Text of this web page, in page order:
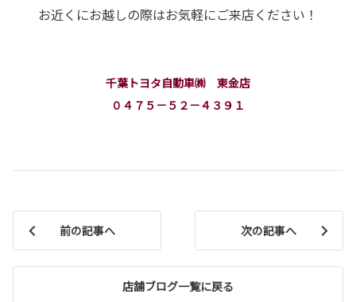
お近くにお越しの際はお気軽にご来店ください！
千葉トヨタ自動車㈱ 東金店
０４７５－５２－４３９１
前の記事へ
店舗ブログ一覧に戻る
次の記事へ